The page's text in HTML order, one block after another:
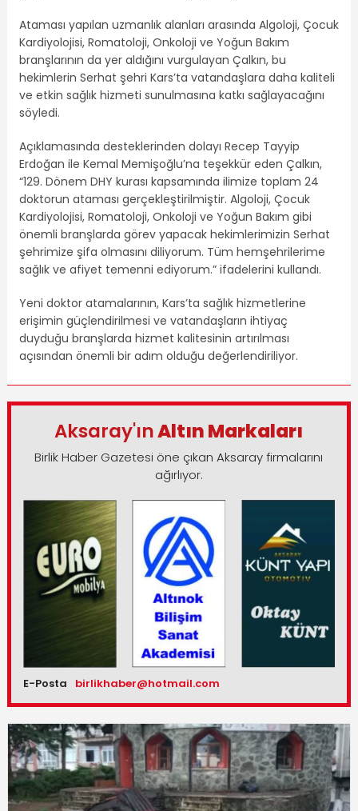
Ataması yapılan uzmanlık alanları arasında Algoloji, Çocuk
Kardiyolojisi, Romatoloji, Onkoloji ve Yoğun Bakım
branşlarının da yer aldığını vurgulayan Çalkın, bu
hekimlerin Serhat şehri Kars’ta vatandaşlara daha kaliteli
ve etkin sağlık hizmeti sunulmasına katkı sağlayacağını
söyledi.
Açıklamasında desteklerinden dolayı Recep Tayyip
Erdoğan ile Kemal Memişoğlu’na teşekkür eden Çalkın,
“129. Dönem DHY kurası kapsamında ilimize toplam 24
doktorun ataması gerçekleştirilmiştir. Algoloji, Çocuk
Kardiyolojisi, Romatoloji, Onkoloji ve Yoğun Bakım gibi
önemli branşlarda görev yapacak hekimlerimizin Serhat
şehrimize şifa olmasını diliyorum. Tüm hemşehrilerime
sağlık ve afiyet temenni ediyorum.” ifadelerini kullandı.
Yeni doktor atamalarının, Kars’ta sağlık hizmetlerine
erişimin güçlendirilmesi ve vatandaşların ihtiyaç
duyduğu branşlarda hizmet kalitesinin artırılması
açısından önemli bir adım olduğu değerlendiriliyor.
Aksaray'ınAltın Markaları
Birlik Haber Gazetesi öne çıkan Aksaray firmalarını
ağırlıyor.
E-Posta birlikhaber@hotmail.com